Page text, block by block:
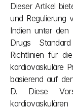
Dieser Artikel
und Regulierung
Indien unter den
Drugs
Richtlinien für
kardiovaskuläre
basierend auf
D. Diese